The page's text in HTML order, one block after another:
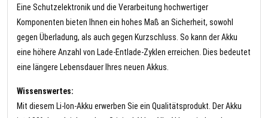
Eine Schutzelektronik und die Verarbeitung hochwertiger
Komponenten bieten Ihnen ein hohes Maß an Sicherheit, sowohl
gegen Überladung, als auch gegen Kurzschluss. So kann der Akku
eine höhere Anzahl von Lade-Entlade-Zyklen erreichen. Dies bedeutet
eine längere Lebensdauer Ihres neuen Akkus.
Wissenswertes:
Mit diesem Li-Ion-Akku erwerben Sie ein Qualitätsprodukt. Der Akku